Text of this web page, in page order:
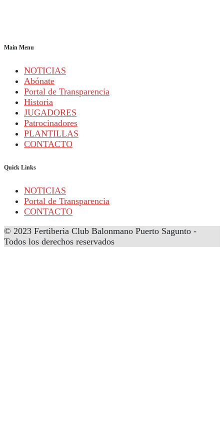
Main Menu
NOTICIAS
Abónate
Portal de Transparencia
Historia
JUGADORES
Patrocinadores
PLANTILLAS
CONTACTO
Quick Links
NOTICIAS
Portal de Transparencia
CONTACTO
© 2023 Fertiberia Club Balonmano Puerto Sagunto -
Todos los derechos reservados